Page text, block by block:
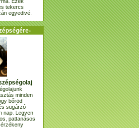
tekercs
egyedivé.
minden
bőröd
sugárzó
nap. Legyen
pattanásos